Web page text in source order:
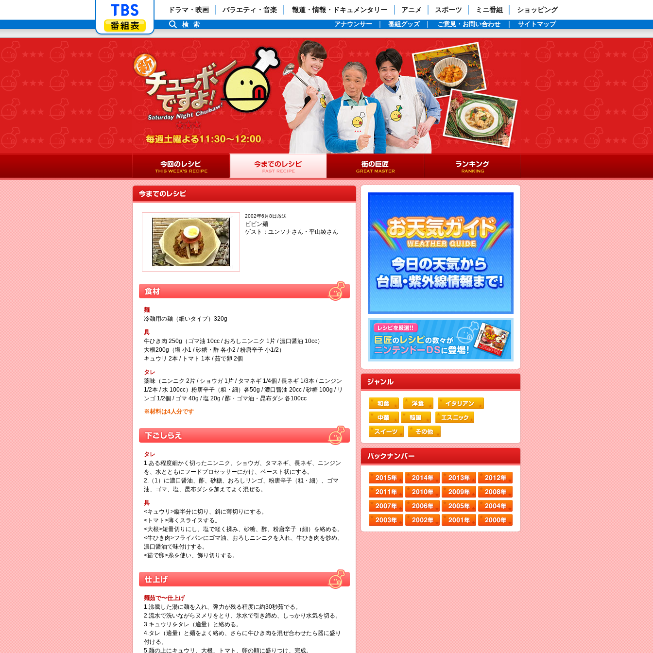
「TBSテレビ」トップページ
番組表
ドラマ・映画 バラエティ・音楽 報道・情報・ドキュメンタリー アニメ スポーツ ミニ番組 ショッピング
アナウンサー 番組グッズ ご意見・お問い合わせ サイトマップ
検索
2002年6月8日放送
ビビン麺
ゲスト：ユンソナさん・平山綾さん
麺
冷麺用の麺（細いタイプ）320g
具
牛ひき肉 250g（ゴマ油 10cc / おろしニンニク 1片 / 濃口醤油 10cc）
大根200g（塩 小1 / 砂糖・酢 各小2 / 粉唐辛子 小1/2）
キュウリ 2本 / トマト 1本 / 茹で卵 2個
タレ
薬味（ニンニク 2片 / ショウガ 1片 / タマネギ 1/4個 / 長ネギ 1/3本 / ニンジン
1/2本 / 水 100cc）粉唐辛子（粗・細）各50g / 濃口醤油 20cc / 砂糖 100g / リ
ンゴ 1/2個 / ゴマ 40g / 塩 20g / 酢・ゴマ油・昆布ダシ 各100cc
※材料は4人分です
タレ
1.ある程度細かく切ったニンニク、ショウガ、タマネギ、長ネギ、ニンジン
を、水とともにフードプロセッサーにかけ、ペースト状にする。
2.（1）に濃口醤油、酢、砂糖、おろしリンゴ、粉唐辛子（粗・細）、ゴマ
油、ゴマ、塩、昆布ダシを加えてよく混ぜる。
具
<キュウリ>縦半分に切り、斜に薄切りにする。
<トマト>薄くスライスする。
<大根>短冊切りにし、塩で軽く揉み、砂糖、酢、粉唐辛子（細）を絡める。
<牛ひき肉>フライパンにゴマ油、おろしニンニクを入れ、牛ひき肉を炒め、
濃口醤油で味付けする。
<茹で卵>糸を使い、飾り切りする。
麺茹で〜仕上げ
1.沸騰した湯に麺を入れ、弾力が残る程度に約30秒茹でる。
2.流水で洗いながらヌメリをとり、氷水で引き締め、しっかり水気を切る。
3.キュウリをタレ（適量）と絡める。
4.タレ（適量）と麺をよく絡め、さらに牛ひき肉を混ぜ合わせたら器に盛り
付ける。
5.麺の上にキュウリ、大根、トマト、卵の順に盛りつけ、完成。